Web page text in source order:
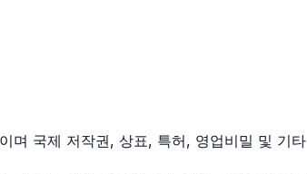
며 국제 저작권, 상표, 특허, 영업비밀 및 기타